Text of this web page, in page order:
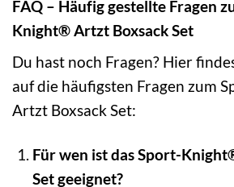
FAQ – Häufig gestellte Fragen
Knight® Artzt Boxsack Set
Du hast noch Fragen? Hier
auf die häufigsten Fragen zum
Artzt Boxsack Set:
Für wen ist das Sport-
Set geeignet?